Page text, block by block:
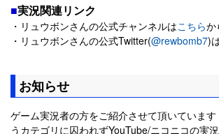
■実況関連リンク
・リュウボンさんの公式チャンネルはこちらか
・リュウボンさんの公式Twitter(@rewbomb7)
お知らせ
ゲーム実況者の方をご紹介させて頂いていま
うカテゴリに囚われずYouTube/ニコニコの実